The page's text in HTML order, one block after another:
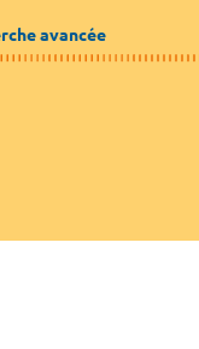
avancée